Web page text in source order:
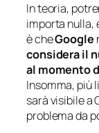
In teoria,
importa nulla,
è cheGoogle
considera il
al momento
Insomma, più
sarà visibile a
problema da